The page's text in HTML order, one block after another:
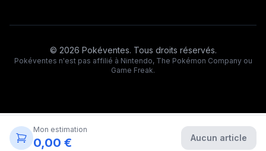
© 2026 Pokéventes. Tous droits réservés.
Pokéventes n'est pas affilié à Nintendo, The Pokémon Company ou
Game Freak.
Mon estimation
0,00 € Aucun article